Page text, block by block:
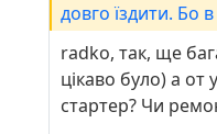
довго їздити. Бо
практично не
реально, що
роки
radko, так, ще
цікаво було) а от
стартер? Чи